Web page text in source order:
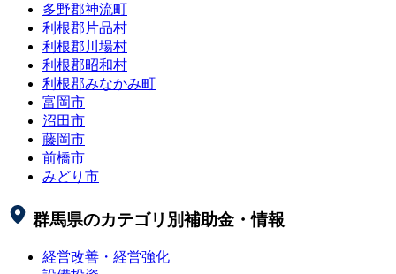
多野郡神流町
利根郡片品村
利根郡川場村
利根郡昭和村
利根郡みなかみ町
富岡市
沼田市
藤岡市
前橋市
みどり市
群馬県のカテゴリ別補助金・情報
経営改善・経営強化